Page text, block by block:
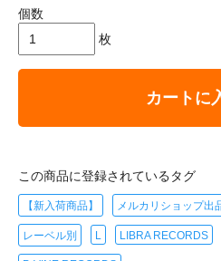
個数
枚
カートに
この商品に登録されているタグ
【新入荷商品】 メルカリショップ出
レーベル別 L LIBRA RECORDS